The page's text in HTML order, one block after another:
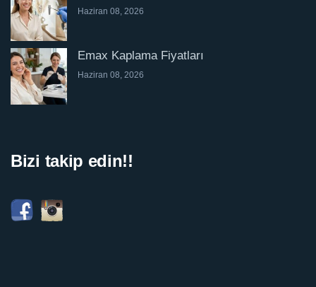
Haziran 08, 2026
Emax Kaplama Fiyatları
Haziran 08, 2026
Bizi takip edin!!